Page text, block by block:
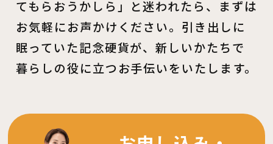
てもらおうかしら」と迷われたら、まずは
お気軽にお声かけください。引き出しに
眠っていた記念硬貨が、新しいかたちで
暮らしの役に立つお手伝いをいたします。